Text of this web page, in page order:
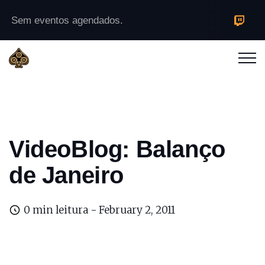
Sem eventos agendados.
VideoBlog: Balanço
de Janeiro
0 min leitura - February 2, 2011